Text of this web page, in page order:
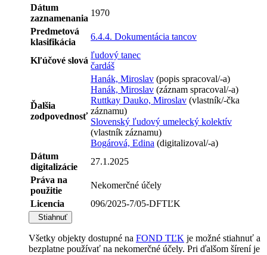
Dátum
zaznamenania
1970
Predmetová
klasifikácia
6.4.4. Dokumentácia tancov
Kľúčové slová
ľudový tanec
čardáš
Ďalšia
zodpovednosť
Hanák, Miroslav (popis spracoval/-a)
Hanák, Miroslav (záznam spracoval/-a)
Ruttkay Dauko, Miroslav (vlastník/-čka
záznamu)
Slovenský ľudový umelecký kolektív
(vlastník záznamu)
Bogárová, Edina (digitalizoval/-a)
Dátum
digitalizácie
27.1.2025
Práva na
použitie
Nekomerčné účely
Licencia
096/2025-7/05-DFTĽK
Stiahnuť
Všetky objekty dostupné na FOND TĽK je možné stiahnuť a
bezplatne používať na nekomerčné účely. Pri ďalšom šírení je